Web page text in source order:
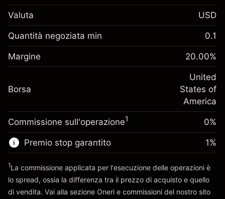
investimento
Adeguamento
finanziamento overnight
Oneri per l'intero valore della
-0.021568
%
(-$1.08)
Dimensione dell'operazione a leva
Denaro da leva ~
$4,000.00
Vai alla piattaforma
Margine. Il tuo
investimento
$1,000.00
posizione
-0.000654
%
(-$0.03)
Dimensione dell'operazione a leva
~$5,000.00
Denaro da leva ~
Vai alla piattaforma
Valuta USD
Quantità negoziata min 0.1
Margine 20.00%
Borsa
United
States of
America
Commissione sull'operazione1 0%
Premio stop garantito 1%
1La commissione applicata per l'esecuzione delle operazioni è
lo spread, ossia la differenza tra il prezzo di acquisto e quello
di vendita. Vai alla sezione Oneri e commissioni del nostro sito